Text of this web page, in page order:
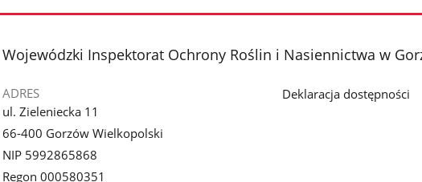
zdjęcie
galerii.
zdjęcie
galerii.
zdjęcie
galerii.
stopka
Wojewódzki Inspektorat Ochrony Roślin i Nasiennictwa w
ADRES
ul. Zieleniecka 11
66-400 Gorzów Wielkopolski
NIP 5992865868
Regon 000580351
Deklaracja dostępności